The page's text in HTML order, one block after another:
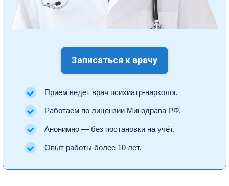
Записаться к врачу
Приём ведёт врач психиатр-нарколог.
Работаем по лицензии Минздрава РФ.
Анонимно — без постановки на учёт.
Опыт работы более 10 лет.